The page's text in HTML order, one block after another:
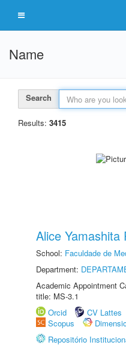
Name
Search
Results: 3415
Alice Yamashita
School: Faculdade de
Department:
Academic Appointment
title: MS-3.1
Orcid
CV Lattes
Scopus
Repositório